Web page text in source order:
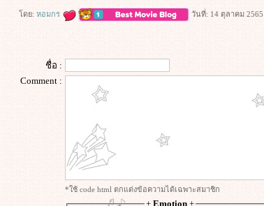
ดย: หอมกร วันที่: 14 ตุลาคม 2565
ชื่อ :
Comment :
*ใช้ code html ตกแต่งข้อความได้เฉพาะสมาชิก
+ Emotion+